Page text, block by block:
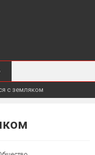
с земляком